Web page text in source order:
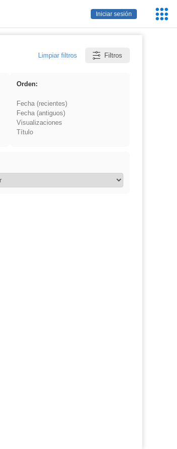
Iniciar sesión
Limpiar filtros Filtros
Orden:
Fecha (recientes)
Fecha (antiguos)
Visualizaciones
Título